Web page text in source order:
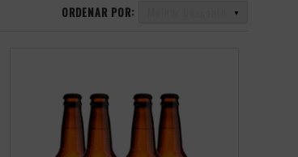
ORDENAR POR: